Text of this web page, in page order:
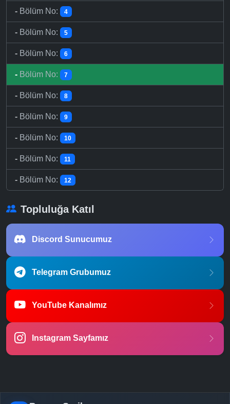
- Bölüm No: 4
- Bölüm No: 5
- Bölüm No: 6
- Bölüm No: 7
- Bölüm No: 8
- Bölüm No: 9
- Bölüm No: 10
- Bölüm No: 11
- Bölüm No: 12
Topluluğa Katıl
Discord Sunucumuz
Telegram Grubumuz
YouTube Kanalımız
Instagram Sayfamız